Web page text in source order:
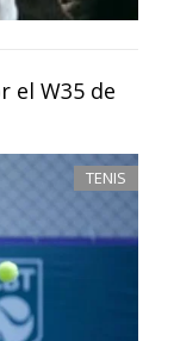
el W35 de
TENIS